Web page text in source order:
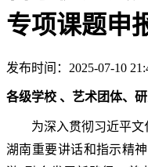
专项课题申
发布时间：2025-07-10
各级学校 、艺术团体、
为深入贯彻习近平
湖南重要讲话和指示精